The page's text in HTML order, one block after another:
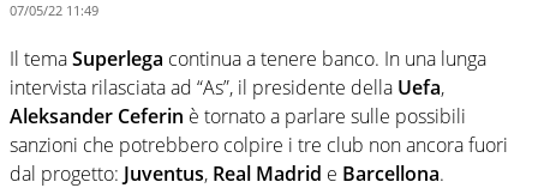
07/05/22 11:49
Il temaSuperlega continua a tenere banco. In una lunga
intervista rilasciata ad “As”, il presidente della Uefa,
Aleksander Ceferin è tornato a parlare sulle possibili
sanzioni che potrebbero colpire i tre club non ancora fuori
dal progetto: Juventus, Real Madrid e Barcellona.